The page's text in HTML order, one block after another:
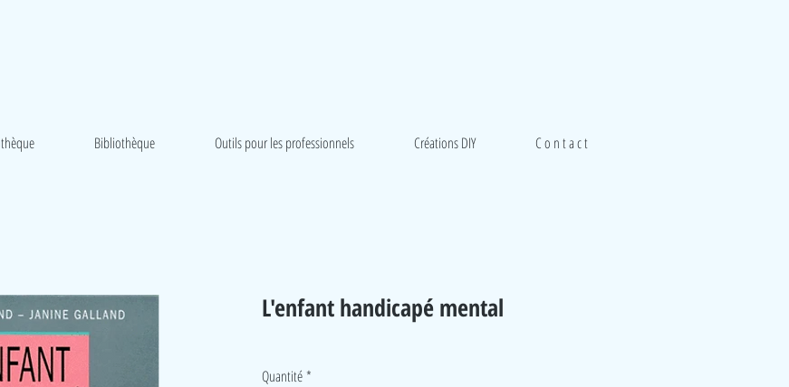
Bibliothèque Outils pour les professionnels Créations DIY C o n t a c t
L'enfant handicapé mental
Quantité *